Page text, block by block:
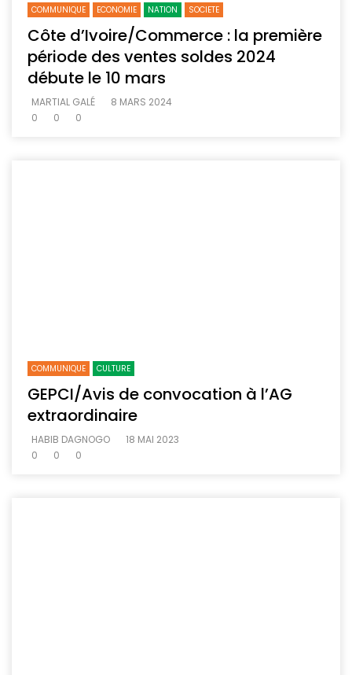
COMMUNIQUE ECONOMIE NATION SOCIETE
Côte d’Ivoire/Commerce : la première
période des ventes soldes 2024
débute le 10 mars
MARTIAL GALÉ
8 MARS 2024
0
0 0
COMMUNIQUE CULTURE
GEPCI/Avis de convocation à l’AG
extraordinaire
HABIB DAGNOGO
18 MAI 2023
0
0 0